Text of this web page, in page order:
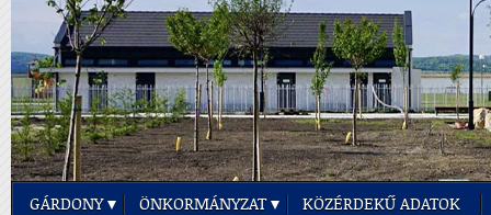
GÁRDONY ÖNKORMÁNYZAT KÖZÉRDEKŰ ADATOK